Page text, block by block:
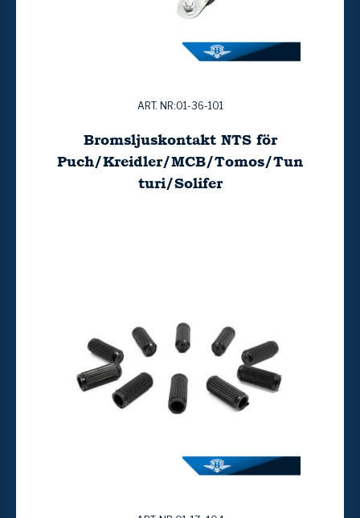
ART. NR:01-36-101
Bromsljuskontakt NTS för
Puch/Kreidler/MCB/Tomos/Tun
turi/Solifer